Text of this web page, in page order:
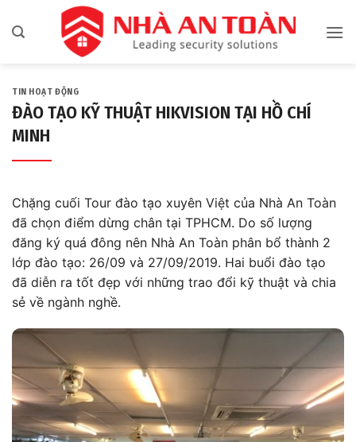
qua
TIN HOẠT ĐỘNG
ĐÀO TẠO KỸ THUẬT HIKVISION TẠI HỒ CHÍ
MINH
Chặng cuối Tour đào tạo xuyên Việt của Nhà An Toàn
đã chọn điểm dừng chân tại TPHCM. Do số lượng
đăng ký quá đông nên Nhà An Toàn phân bổ thành 2
lớp đào tạo: 26/09 và 27/09/2019. Hai buổi đào tạo
đã diễn ra tốt đẹp với những trao đổi kỹ thuật và chia
sẻ về ngành nghề.